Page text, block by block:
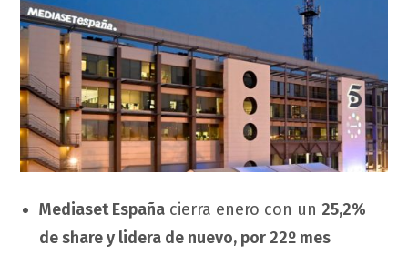
Mediaset España cierra enero con un 25,2%
de share y lidera de nuevo, por 22º mes